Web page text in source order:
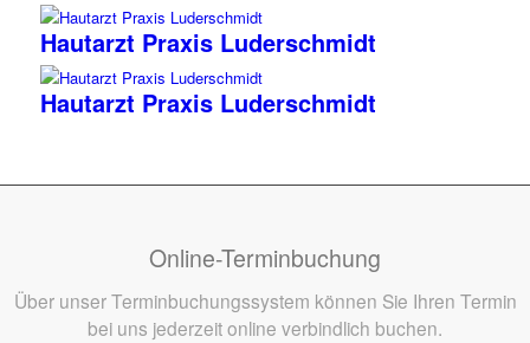
Hautarzt Praxis Luderschmidt
Hautarzt Praxis Luderschmidt
Online-Terminbuchung
Über unser Terminbuchungssystem können Sie Ihren Termin
bei uns jederzeit online verbindlich buchen.